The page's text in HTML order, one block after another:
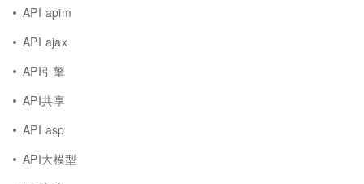
API apim
API ajax
API引擎
API共享
API asp
API大模型